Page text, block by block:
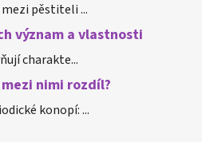
pěstiteli ...
význam a vlastnosti
charakte...
nimi rozdíl?
konopí: ...